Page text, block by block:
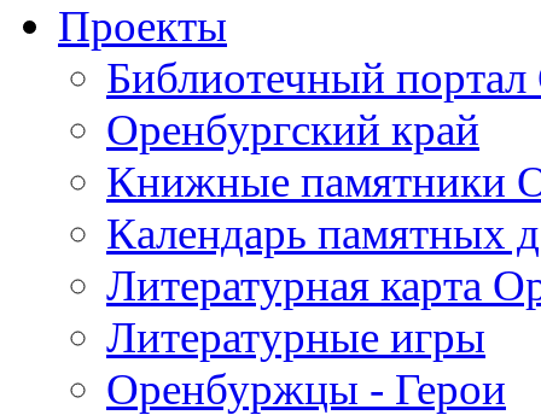
Проекты
Библиотечный портал
Оренбургский край
Книжные памятники
Календарь памятных
Литературная карта
Литературные игры
Оренбуржцы - Герои